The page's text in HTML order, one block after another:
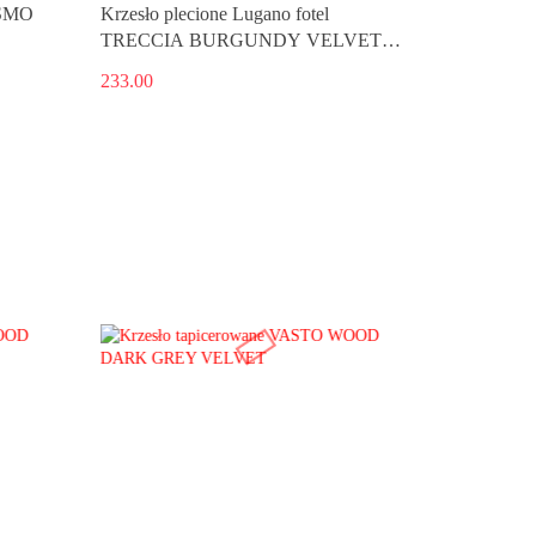
Krzesło plecione Lugano fotel
TRECCIA BURGUNDY VELVET
233.00